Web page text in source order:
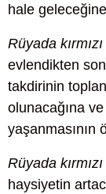
hale
Rüyada
evlendikten
takdirinin
olunacağına
yaşanmasının
Rüyada
haysiyetin